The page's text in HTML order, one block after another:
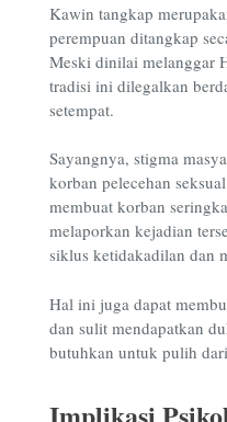
Kawin tangkap
perempuan ditangkap
Meski dinilai melanggar
tradisi ini dilegalkan
setempat.
Sayangnya, stigma
korban pelecehan
membuat korban
melaporkan kejadian
siklus ketidakadilan dan
Hal ini juga dapat
dan sulit mendapatkan
butuhkan untuk pulih